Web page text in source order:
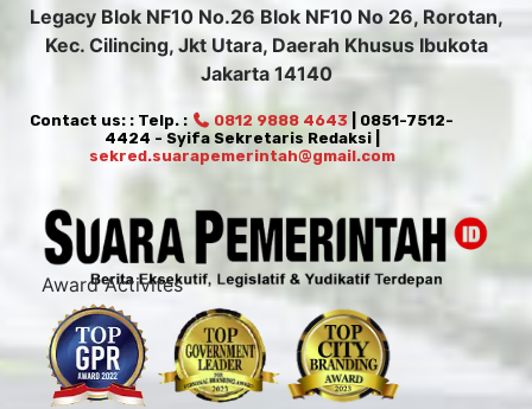
Legacy Blok NF10 No.26 Blok NF10 No 26, Rorotan,
Kec. Cilincing, Jkt Utara, Daerah Khusus Ibukota
Jakarta 14140
Contact us: : Telp. : 0812 9888 4643 | 0851-7512-
4424 - Syifa Sekretaris Redaksi |
sekred.suarapemerintah@gmail.com
Award Activites